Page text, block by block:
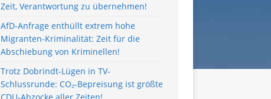
Zeit, Verantwortung zu übernehmen!
AfD-Anfrage enthüllt extrem hohe
Migranten-Kriminalität: Zeit für die
Abschiebung von Kriminellen!
Trotz Dobrindt-Lügen in TV-
Schlussrunde: CO₂-Bepreisung ist größte